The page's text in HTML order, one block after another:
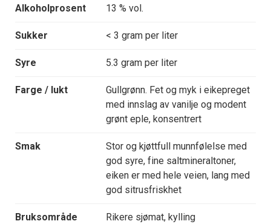
Alkoholprosent 13 % vol.
Sukker < 3 gram per liter
Syre 5.3 gram per liter
Farge / lukt
Gullgrønn. Fet og myk i eikepreget
med innslag av vanilje og modent
grønt eple, konsentrert
Smak
Stor og kjøttfull munnfølelse med
god syre, fine saltmineraltoner,
eiken er med hele veien, lang med
god sitrusfriskhet
Bruksområde Rikere sjømat, kylling